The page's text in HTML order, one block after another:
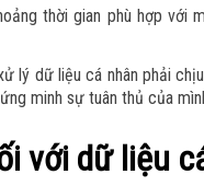
thời gian phù hợp
lý dữ liệu cá nhân phải
minh sự tuân thủ của
với dữ liệu